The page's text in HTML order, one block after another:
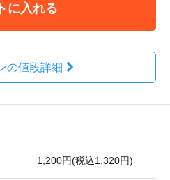
に入れる
の値段詳細
1,200円(税込1,320円)